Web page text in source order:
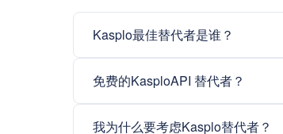
Kasplo最佳替代者是谁？
免费的KasploAPI 替代者？
我为什么要考虑Kasplo替代者？